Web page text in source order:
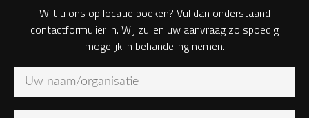
Wilt u ons op locatie boeken? Vul dan onderstaand
contactformulier in. Wij zullen uw aanvraag zo spoedig
mogelijk in behandeling nemen.